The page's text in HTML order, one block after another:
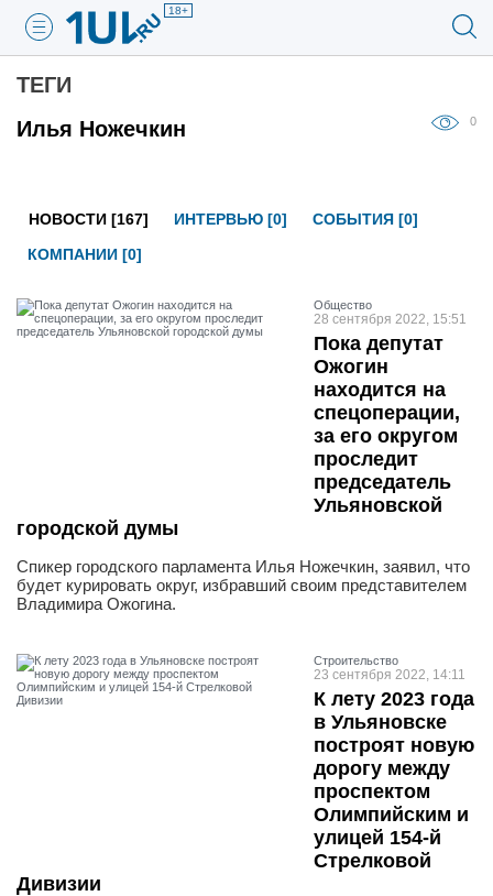
18+
ТЕГИ
Илья Ножечкин
0
НОВОСТИ [167] ИНТЕРВЬЮ [0]
СОБЫТИЯ [0]
КОМПАНИИ [0]
Общество
28 сентября 2022, 15:51
Пока депутат
Ожогин
находится на
спецоперации,
за его округом
проследит
председатель
Ульяновской
городской думы
Спикер городского парламента Илья Ножечкин, заявил, что
будет курировать округ, избравший своим представителем
Владимира Ожогина.
Строительство
23 сентября 2022, 14:11
К лету 2023 года
в Ульяновске
построят новую
дорогу между
проспектом
Олимпийским и
улицей 154-й
Стрелковой
Дивизии